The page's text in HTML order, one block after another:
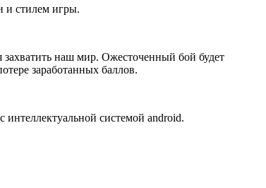
и стилем игры.
захватить наш мир. Ожесточенный бой будет
заработанных баллов.
системой android.